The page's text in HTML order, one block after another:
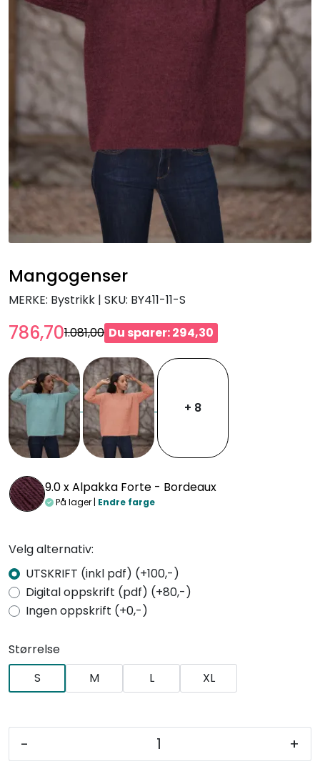
Mangogenser
MERKE: Bystrikk | SKU: BY411-11-S
786,701.081,00 Du sparer: 294,30
+ 8
9.0 xAlpakka Forte - Bordeaux
På lager | Endre farge
Velg alternativ:
UTSKRIFT (inkl pdf) (+100,-)
Digital oppskrift (pdf) (+80,-)
Ingen oppskrift (+0,-)
Størrelse
S
M L XL
- +